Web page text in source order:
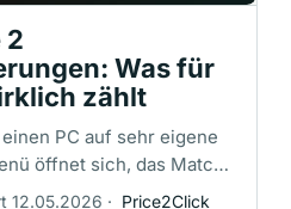
2
Was für
zählt
PC auf sehr eigene
öffnet sich, das Match
fühlt sich gut an, und
12.05.2026 · Price2Click